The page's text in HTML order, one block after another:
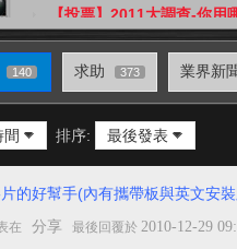
【投票】2011大調查-你
140 求助 373 業界新
排序: 最後發表
的好幫手(內有攜帶板與英文安
在 分享 最後回覆於 2010-12-29